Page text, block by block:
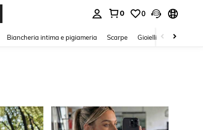
0 0
Biancheria intima e pigiameria Scarpe Gioielli E Accessori